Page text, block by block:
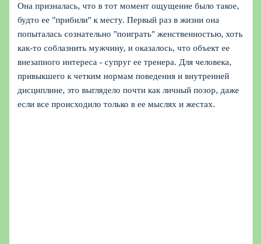
Она призналась, что в тот момент ощущение было такое,
будто ее "прибили" к месту. Первый раз в жизни она
попыталась сознательно "поиграть" женственностью, хоть
как-то соблазнить мужчину, и оказалось, что объект ее
внезапного интереса - супруг ее тренера. Для человека,
привыкшего к четким нормам поведения и внутренней
дисциплине, это выглядело почти как личный позор, даже
если все происходило только в ее мыслях и жестах.